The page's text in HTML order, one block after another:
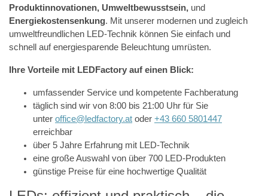
Produktinnovationen, Umweltbewusstsein, und
Energiekostensenkung. Mit unserer modernen und zugleich
umweltfreundlichen LED-Technik können Sie einfach und
schnell auf energiesparende Beleuchtung umrüsten.
Ihre Vorteile mit LEDFactory auf einen Blick:
umfassender Service und kompetente Fachberatung
täglich sind wir von 8:00 bis 21:00 Uhr für Sie
unter office@ledfactory.at oder +43 660 5801447
erreichbar
über 5 Jahre Erfahrung mit LED-Technik
eine große Auswahl von über 700 LED-Produkten
günstige Preise für eine hochwertige Qualität